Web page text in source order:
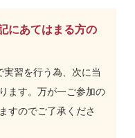
にあてはまる方の
習を行う為、次に当
ます。万が一ご参加の
すのでご了承くださ